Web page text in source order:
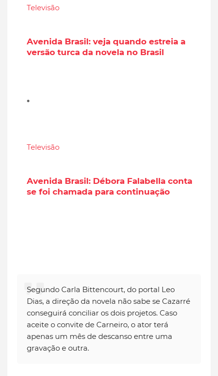
Televisão
Avenida Brasil: veja quando estreia a
versão turca da novela no Brasil
Televisão
Avenida Brasil: Débora Falabella conta
se foi chamada para continuação
Segundo Carla Bittencourt, do portal Leo
Dias, a direção da novela não sabe se Cazarré
conseguirá conciliar os dois projetos. Caso
aceite o convite de Carneiro, o ator terá
apenas um mês de descanso entre uma
gravação e outra.